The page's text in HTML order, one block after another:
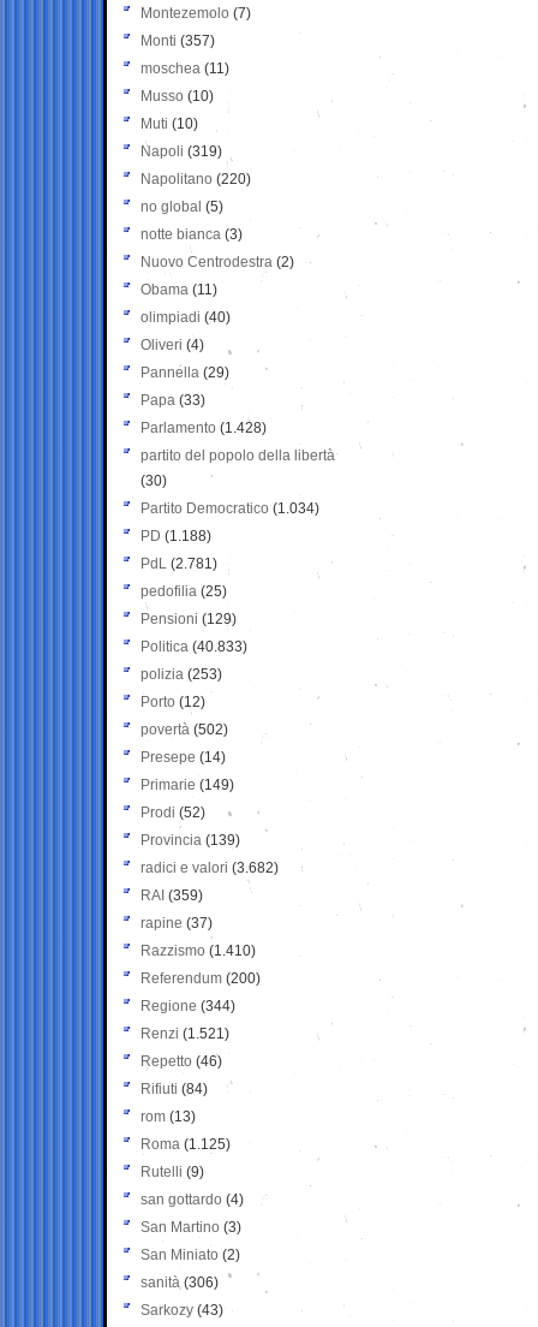
Montezemolo (7)
Monti (357)
moschea (11)
Musso (10)
Muti (10)
Napoli (319)
Napolitano (220)
no global (5)
notte bianca (3)
Nuovo Centrodestra (2)
Obama (11)
olimpiadi (40)
Oliveri (4)
Pannella (29)
Papa (33)
Parlamento (1.428)
partito del popolo della libertà
(30)
Partito Democratico (1.034)
PD (1.188)
PdL (2.781)
pedofilia (25)
Pensioni (129)
Politica (40.833)
polizia (253)
Porto (12)
povertà (502)
Presepe (14)
Primarie (149)
Prodi (52)
Provincia (139)
radici e valori (3.682)
RAI (359)
rapine (37)
Razzismo (1.410)
Referendum (200)
Regione (344)
Renzi (1.521)
Repetto (46)
Rifiuti (84)
rom (13)
Roma (1.125)
Rutelli (9)
san gottardo (4)
San Martino (3)
San Miniato (2)
sanità (306)
Sarkozy (43)